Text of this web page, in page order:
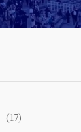
(17)